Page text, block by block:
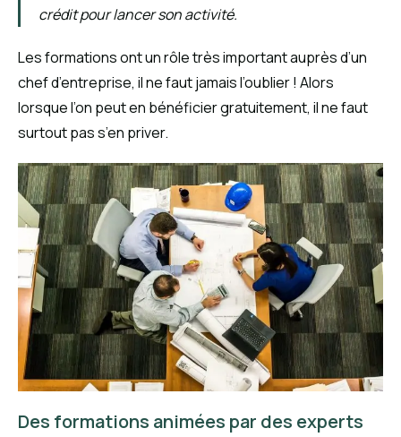
crédit pour lancer son activité.
Les formations ont un rôle très important auprès d’un
chef d’entreprise, il ne faut jamais l’oublier ! Alors
lorsque l’on peut en bénéficier gratuitement, il ne faut
surtout pas s’en priver.
Des formations animées par des experts